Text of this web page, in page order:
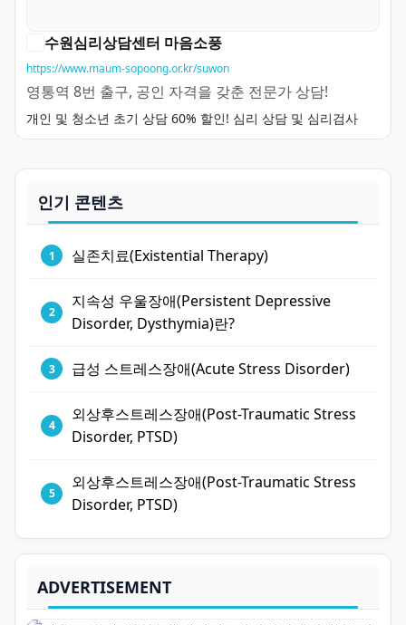
수원심리상담센터 마음소풍
https://www.maum-sopoong.or.kr/suwon
영통역 8번 출구, 공인 자격을 갖춘 전문가 상담!
개인 및 청소년 초기 상담 60% 할인! 심리 상담 및 심리검사
인기 콘텐츠
실존치료(Existential Therapy)
지속성 우울장애(Persistent Depressive
Disorder, Dysthymia)란?
급성 스트레스장애(Acute Stress Disorder)
외상후스트레스장애(Post-Traumatic Stress
Disorder, PTSD)
외상후스트레스장애(Post-Traumatic Stress
Disorder, PTSD)
ADVERTISEMENT